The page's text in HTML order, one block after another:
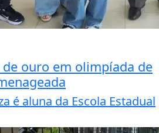
ouro em olimpíada de
é aluna da Escola Estadual